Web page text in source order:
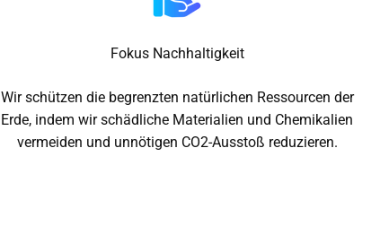
Fokus Nachhaltigkeit
Wir schützen die begrenzten natürlichen Ressourcen der
Erde, indem wir schädliche Materialien und Chemikalien
vermeiden und unnötigen CO2-Ausstoß reduzieren.